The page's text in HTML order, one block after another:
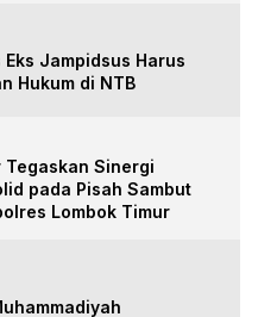
Jampidsus Harus
Hukum di NTB
Tegaskan Sinergi
pada Pisah Sambut
Lombok Timur